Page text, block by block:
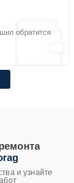
обратится
и узнайте